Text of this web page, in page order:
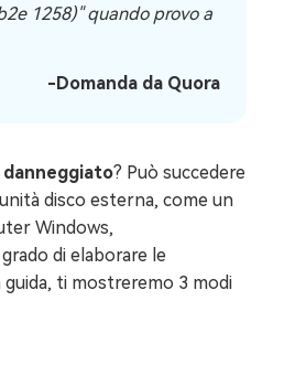
1258)" quando provo a
-Domanda da Quora
danneggiato? Può succedere
disco esterna, come un
Windows,
di elaborare le
ti mostreremo 3 modi